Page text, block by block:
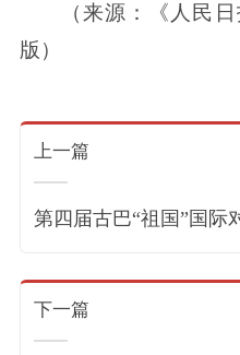
（来源：《人民
版）
上一篇
第四届古巴“祖国”国际
下一篇